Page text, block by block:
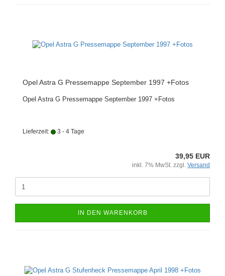
Opel Astra G Pressemappe September 1997 +Fotos
Opel Astra G Pressemappe September 1997 +Fotos
Lieferzeit: 3 - 4 Tage
39,95 EUR
inkl. 7% MwSt. zzgl. Versand
IN DEN WARENKORB